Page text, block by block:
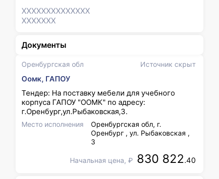
Оренбургская обл Источник скрыт
Оомк, ГАПОУ
Тендер: На поставку мебели для учебного
корпуса ГАПОУ "ООМК" по адресу:
г.Оренбург,ул.Рыбаковская,3.
Место исполнения
Оренбургская обл, г.
Оренбург , ул. Рыбаковская ,
3
Начальная цена, ₽ 830 822.40
XXXXXXXXXXXXXX
XXXXXXX
Документы